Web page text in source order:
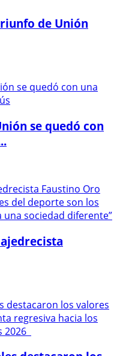
de Unión
se quedó con